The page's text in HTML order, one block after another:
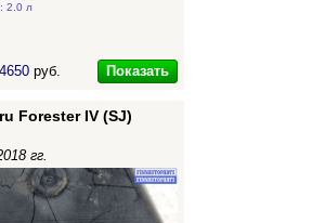
2.0 л
руб. Показать
Forester IV (SJ)
гг.